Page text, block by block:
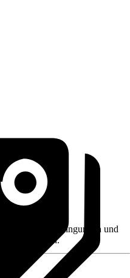
Rückgabebedingungen und